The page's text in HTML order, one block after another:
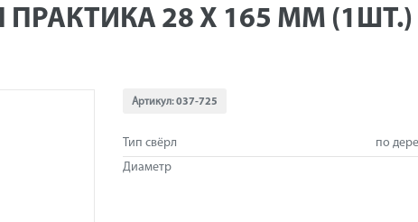
28 Х 165 ММ (1ШТ.)
Артикул:037-725
Тип свёрл
по
Диаметр